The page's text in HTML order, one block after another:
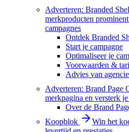
Adverteren: Branded
merkproducten
campagnes
Ontdek Branded
Start je campagne
Optimaliseer je
Voorwaarden &
Advies van
Adverteren: Brand Page
merkpagina en versterk
Over de Brand
Koopblok
Win het